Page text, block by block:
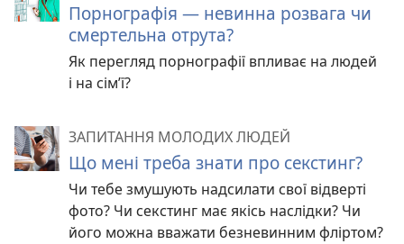
Порнографія — невинна розвага чи
смертельна отрута?
Як перегляд порнографії впливає на людей
і на сім’ї?
ЗАПИТАННЯ МОЛОДИХ ЛЮДЕЙ
Що мені треба знати про секстинг?
Чи тебе змушують надсилати свої відверті
фото? Чи секстинг має якісь наслідки? Чи
його можна вважати безневинним фліртом?